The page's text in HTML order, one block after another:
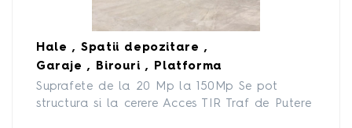
Hale , Spatii depozitare ,
Garaje , Birouri , Platforma
Betonata
Suprafete de la 20 Mp la 150Mp Se pot
structura si la cerere Acces TIR Traf de Putere